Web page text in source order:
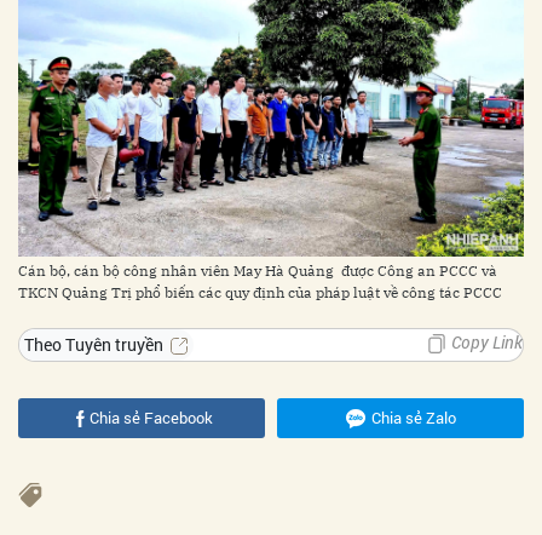
Cán bộ, cán bộ công nhân viên May Hà Quảng được Công an PCCC và
TKCN Quảng Trị phổ biến các quy định của pháp luật về công tác PCCC
Theo Tuyên truyền Copy Link
Chia sẻ Facebook Chia sẻ Zalo